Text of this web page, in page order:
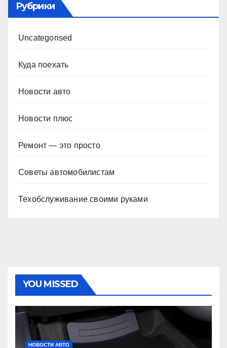
Рубрики
Uncategorised
Куда поехать
Новости авто
Новости плюс
Ремонт — это просто
Советы автомобилистам
Техобслуживание своими руками
YOU MISSED
НОВОСТИ АВТО